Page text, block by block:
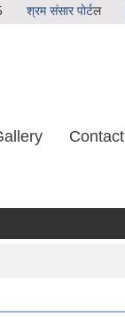
श्रम संसार पाेर्टल
Contact